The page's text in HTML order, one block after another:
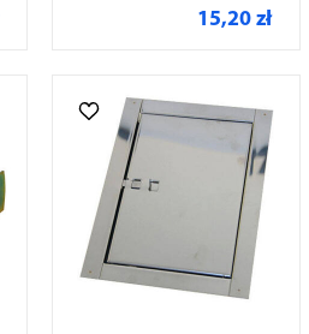
15,20 zł